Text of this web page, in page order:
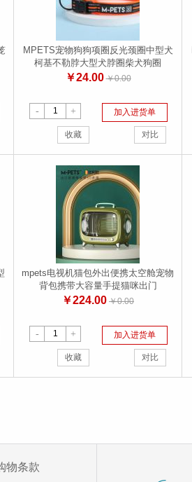
MPETS宠物狗狗项圈反光颈圈中型犬
柯基不勒脖大型犬脖圈柴犬狗圈
￥24.00 ￥0.00
- + 加入进货单
收藏 对比
mpets电视机猫包外出便携太空舱宠物
背包携带大容量手提猫咪出门
￥224.00 ￥0.00
- + 加入进货单
收藏 对比
物条款